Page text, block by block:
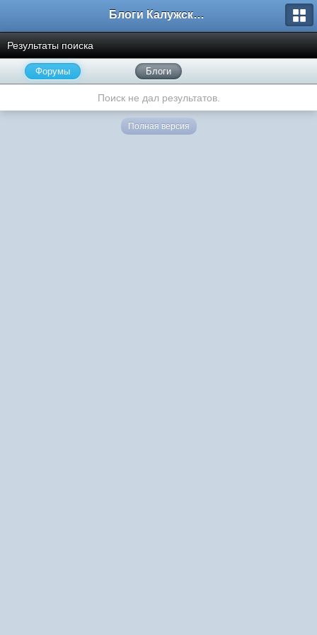
Блоги Калужского перекрестка
Результаты поиска
Форумы Блоги
Поиск не дал результатов.
Полная версия